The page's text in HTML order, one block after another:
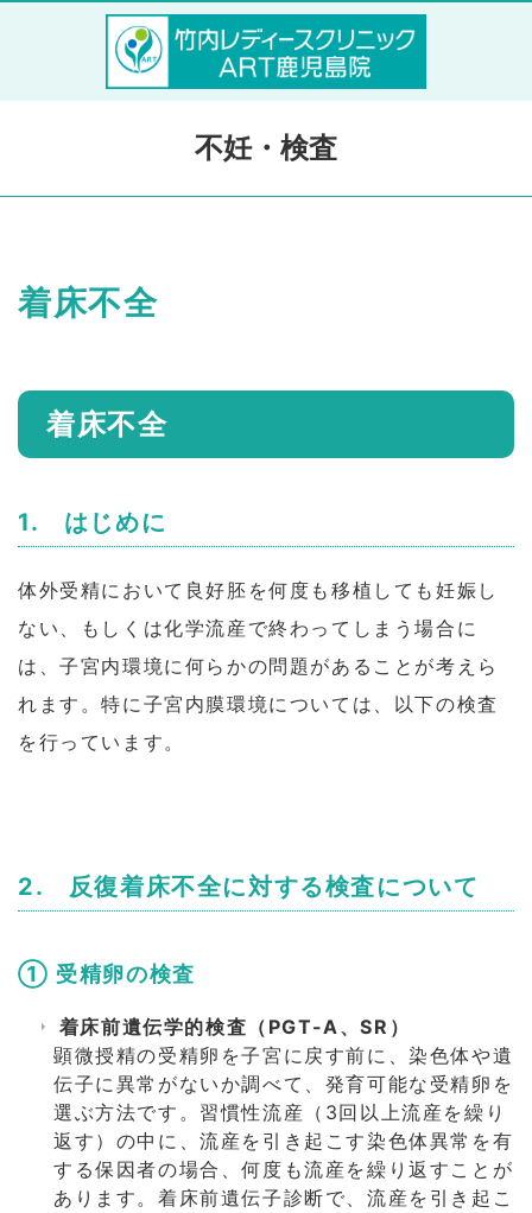
不妊・検査
着床不全
着床不全
1. はじめに
体外受精において良好胚を何度も移植しても妊娠し
ない、もしくは化学流産で終わってしまう場合に
は、子宮内環境に何らかの問題があることが考えら
れます。特に子宮内膜環境については、以下の検査
を行っています。
2. 反復着床不全に対する検査について
① 受精卵の検査
着床前遺伝学的検査（PGT-A、SR）
顕微授精の受精卵を子宮に戻す前に、染色体や遺
伝子に異常がないか調べて、発育可能な受精卵を
選ぶ方法です。習慣性流産（3回以上流産を繰り
返す）の中に、流産を引き起こす染色体異常を有
する保因者の場合、何度も流産を繰り返すことが
あります。着床前遺伝子診断で、流産を引き起こ